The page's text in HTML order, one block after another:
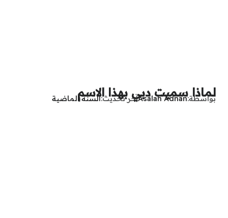
لماذا سميت دبي بهذا الاسم
بواسطةAsalah Adnanآخر تحديثالسنة الماضية